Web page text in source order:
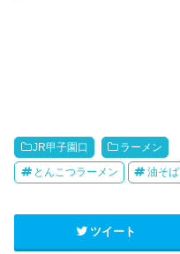
JR甲子園口 ラーメン
とんこつラーメン 油そば
ツイート